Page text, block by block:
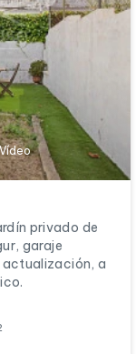
Vídeo
privado de
garaje
actualización, a